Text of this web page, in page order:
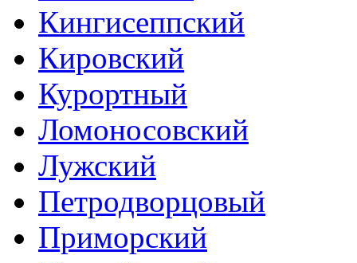
Кингисеппский
Кировский
Курортный
Ломоносовский
Лужский
Петродворцовый
Приморский